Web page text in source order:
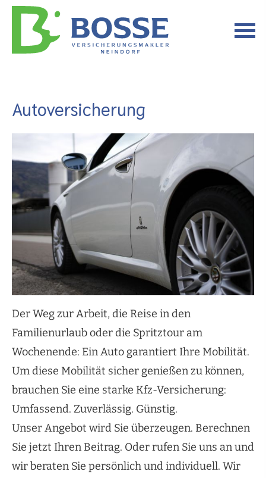
Auto­ver­si­che­rung
Der Weg zur Arbeit, die Reise in den
Familienurlaub oder die Spritztour am
Wochenende: Ein Auto garantiert Ihre Mobilität.
Um diese Mobilität sicher genießen zu können,
brauchen Sie eine starke Kfz-Versicherung:
Umfassend. Zuverlässig. Günstig.
Unser Angebot wird Sie überzeugen. Berechnen
Sie jetzt Ihren Beitrag. Oder rufen Sie uns an und
wir beraten Sie persönlich und individuell. Wir